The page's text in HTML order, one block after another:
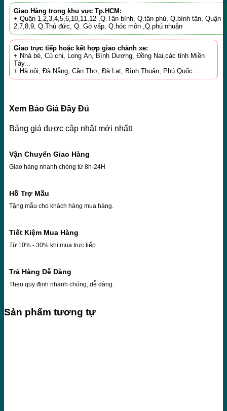
Giao Hàng trong khu vực Tp.HCM:
+ Quận 1,2,3,4,5,6,10,11,12 ,Q.Tân bình, Q.tân phú, Q.bình tân, Quận
2,7,8,9, Q.Thủ đức, Q. Gò vấp, Q.hóc môn ,Q.phú nhuận
Giao trực tiếp hoặc kết hợp giao chành xe:
+ Nhà bè, Củ chi, Long An, Bình Dương, Đồng Nai,các tỉnh Miền
Tây...
+ Hà nội, Đà Nẳng, Cần Thơ, Đà Lạt, Bình Thuận, Phú Quốc...
Xem Báo Giá Đầy Đủ
Bảng giá được cập nhật mới nhấtt
Vận Chuyển Giao Hàng
Giao hàng nhanh chóng từ 8h-24H
Hỗ Trợ Mẫu
Tặng mẫu cho khách hàng mua hàng.
Tiết Kiệm Mua Hàng
Từ 10% - 30% khi mua trực tiếp
Trả Hàng Dễ Dàng
Theo quy định nhanh chóng, dễ dàng.
Sản phẩm tương tự